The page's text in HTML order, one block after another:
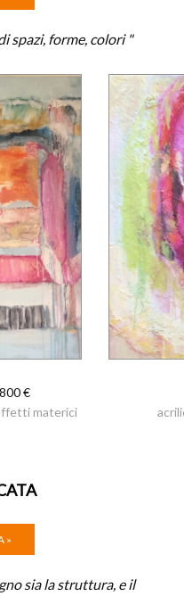
spazi, forme, colori "
€
materici
»
sia la struttura, e il